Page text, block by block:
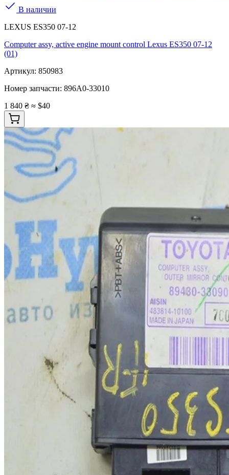
В наличии
LEXUS ES350 07-12
Computer assy, active engine mount control Lexus ES350 07-12
(01)
Артикул: 850983
Номер запчасти: 896A0-33010
1 840 ₴ ≈ $40